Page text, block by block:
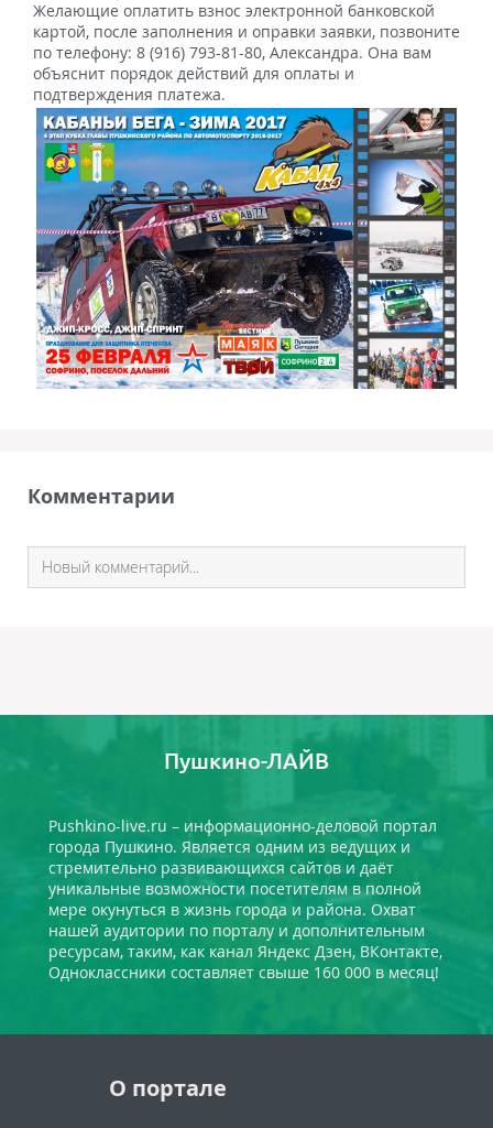
Желающие оплатить взнос электронной банковской
картой, после заполнения и оправки заявки, позвоните
по телефону: 8 (916) 793-81-80, Александра. Она вам
объяснит порядок действий для оплаты и
подтверждения платежа.
Комментарии
Пушкино-ЛАЙВ
Pushkino-live.ru – информационно-деловой портал
города Пушкино. Является одним из ведущих и
стремительно развивающихся сайтов и даёт
уникальные возможности посетителям в полной
мере окунуться в жизнь города и района. Охват
нашей аудитории по порталу и дополнительным
ресурсам, таким, как канал Яндекс Дзен, ВКонтакте,
Одноклассники составляет свыше 160 000 в месяц!
О портале